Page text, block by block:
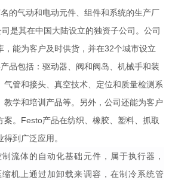
的气动和电动元件、组件和系统的生产厂
司是其在中国大陆设立的独资子公司。公司
，能为客户及时供货，并在32个城市设立
品包括：驱动器、阀和阀岛、机械手和装
气管和接头、真空技术、定位和质量检测系
教学和培训产品等。另外，公司还能为客户
案。Festo产品在纺织、橡胶、塑料、抓取
到广泛应用。
流体的自动化基础元件，属于执行器，
机上通过加卸载来调容，在制冷系统管